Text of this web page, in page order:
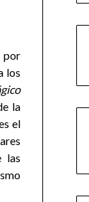
por
los
la
el
las